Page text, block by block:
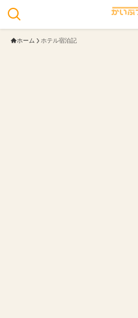
ホーム ホテル宿泊記